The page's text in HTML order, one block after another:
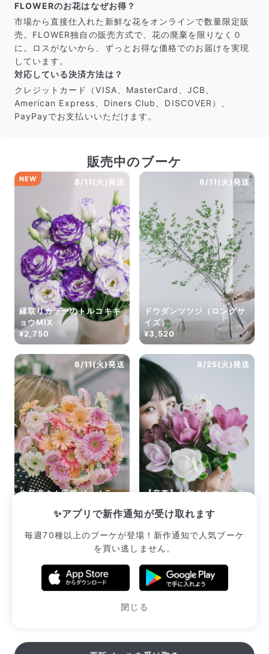
FLOWERのお花はなぜお得？
市場から直接仕入れた新鮮な花をオンラインで数量限定販
売。FLOWER独自の販売方式で、花の廃棄を限りなく０
に。ロスがないから、ずっとお得な価格でのお届けを実現
しています。
対応している決済方法は？
クレジットカード（VISA、MasterCard、JCB、
American Express、Diners Club、DISCOVER）、
PayPayでお支払いいただけます。
✨アプリで新作通知が受け取れます
毎週70種以上のブーケが登場！新作通知で人気ブーケ
を買い逃しません。
閉じる
販売中のブーケ
8/11(火)発送
NEW
縁取りカラーのトルコキキ
ョウMIX
¥2,750
8/11(火)発送
ドウダンツツジ（ロングサ
イズ）
¥3,520
8/11(火)発送
生産者さん応援ガーベラ
8/25(火)発送
【産直】永友さんのジェラ
¥3,080
販売中のブーケ一覧へ